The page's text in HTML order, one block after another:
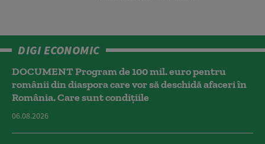
DIGI ECONOMIC
DOCUMENT Program de 100 mil. euro pentru
românii din diaspora care vor să deschidă afaceri în
România. Care sunt condițiile
06.08.2026